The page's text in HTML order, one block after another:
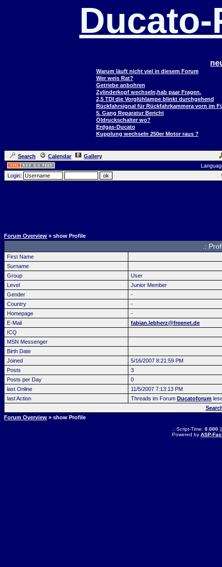
Warum läuft nicht viel in diesem Forum
Wer weis Rat?
Getriebe anbohren
Zylinderkopf wechseln,hab paar Fragen.
2,5 TDI die Vorglühlampe blinkt durchgehend
Rückfahrsignal für Rückfahrkammera vorn im
5. Gang Reparatur Bericht
Öldruckschalter wo?
Erdgas-Ducato
Kupplung wechseln 250er Motor raus ?
Search Calendar
Gallery
Login:
Forum Overview » show Profile
.:
First Name
Surname
Group
User
Level
Junior Member
Gender
-
Country
-
Homepage
-
E-Mail
fabian.lebherz@freenet.de
ICQ
MSN Messenger
Birth Date
Joined
5/16/2007 8:21:59 PM
Posts
3
Posts per Day
0
last Online
11/5/2007 7:13:13 PM
last Action
Threads im Forum Ducatoforum
Forum Overview » show Profile
.: Script-Time: 0.000||
Powered by ASP-